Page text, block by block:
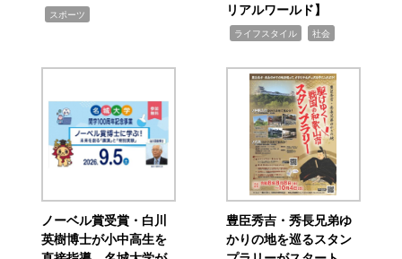
スポーツ
リアルワールド】
ライフスタイル 社会
ノーベル賞受賞・白川
英樹博士が小中高生を
豊臣秀吉・秀長兄弟ゆ
かりの地を巡るスタン